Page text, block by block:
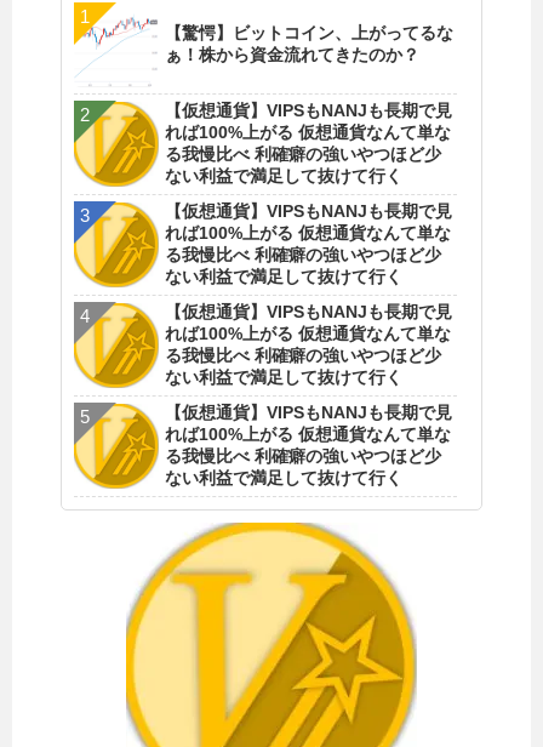
【驚愕】ビットコイン、上がってるな
ぁ！株から資金流れてきたのか？
【仮想通貨】VIPSもNANJも長期で見
れば100%上がる 仮想通貨なんて単な
る我慢比べ 利確癖の強いやつほど少
ない利益で満足して抜けて行く
【仮想通貨】VIPSもNANJも長期で見
れば100%上がる 仮想通貨なんて単な
る我慢比べ 利確癖の強いやつほど少
ない利益で満足して抜けて行く
【仮想通貨】VIPSもNANJも長期で見
れば100%上がる 仮想通貨なんて単な
る我慢比べ 利確癖の強いやつほど少
ない利益で満足して抜けて行く
【仮想通貨】VIPSもNANJも長期で見
れば100%上がる 仮想通貨なんて単な
る我慢比べ 利確癖の強いやつほど少
ない利益で満足して抜けて行く